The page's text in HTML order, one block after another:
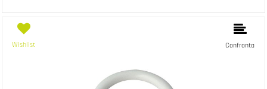
Wishlist Confronta